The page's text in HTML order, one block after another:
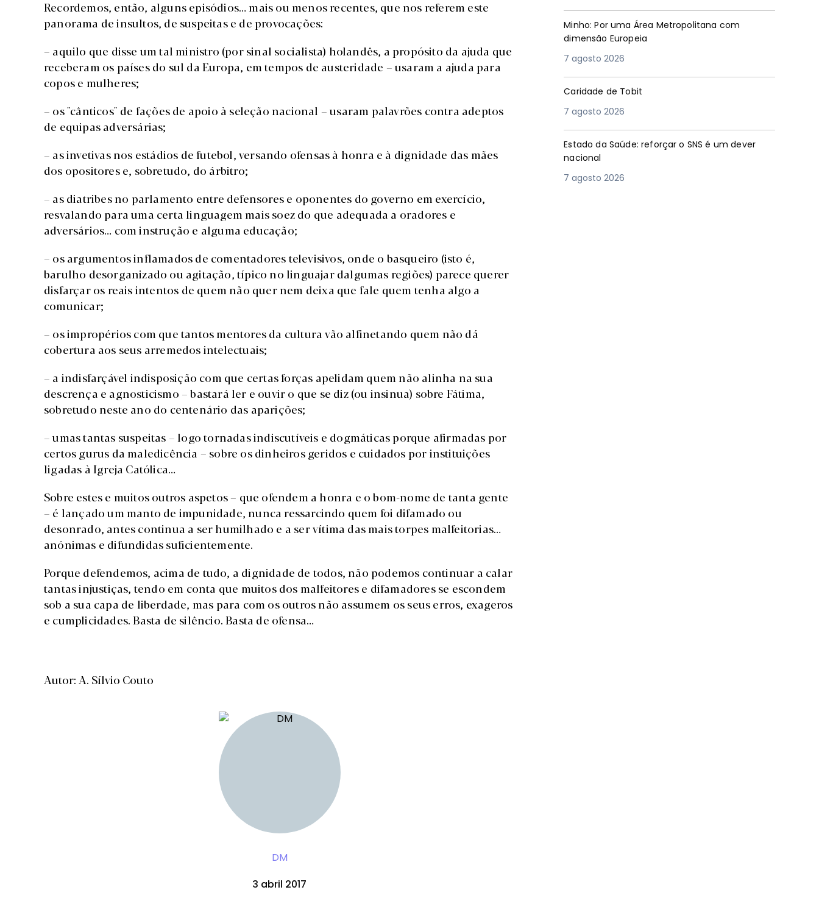
Recordemos, então, alguns episódios… mais ou menos recentes, que nos referem este
panorama de insultos, de suspeitas e de provocações:
– aquilo que disse um tal ministro (por sinal socialista) holandês, a propósito da ajuda que
receberam os países do sul da Europa, em tempos de austeridade – usaram a ajuda para
copos e mulheres;
– os "cânticos" de fações de apoio à seleção nacional – usaram palavrões contra adeptos
de equipas adversárias;
– as invetivas nos estádios de futebol, versando ofensas à honra e à dignidade das mães
dos opositores e, sobretudo, do árbitro;
– as diatribes no parlamento entre defensores e oponentes do governo em exercício,
resvalando para uma certa linguagem mais soez do que adequada a oradores e
adversários… com instrução e alguma educação;
– os argumentos inflamados de comentadores televisivos, onde o basqueiro (isto é,
barulho desorganizado ou agitação, típico no linguajar dalgumas regiões) parece querer
disfarçar os reais intentos de quem não quer nem deixa que fale quem tenha algo a
comunicar;
– os impropérios com que tantos mentores da cultura vão alfinetando quem não dá
cobertura aos seus arremedos intelectuais;
– a indisfarçável indisposição com que certas forças apelidam quem não alinha na sua
descrença e agnosticismo – bastará ler e ouvir o que se diz (ou insinua) sobre Fátima,
sobretudo neste ano do centenário das aparições;
– umas tantas suspeitas – logo tornadas indiscutíveis e dogmáticas porque afirmadas por
certos gurus da maledicência – sobre os dinheiros geridos e cuidados por instituições
ligadas à Igreja Católica…
Sobre estes e muitos outros aspetos – que ofendem a honra e o bom-nome de tanta gente
– é lançado um manto de impunidade, nunca ressarcindo quem foi difamado ou
desonrado, antes continua a ser humilhado e a ser vítima das mais torpes malfeitorias…
anónimas e difundidas suficientemente.
Porque defendemos, acima de tudo, a dignidade de todos, não podemos continuar a calar
tantas injustiças, tendo em conta que muitos dos malfeitores e difamadores se escondem
sob a sua capa de liberdade, mas para com os outros não assumem os seus erros, exageros
e cumplicidades. Basta de silêncio. Basta de ofensa…
Autor: A. Sílvio Couto
DM
3 abril 2017
Minho: Por uma Área Metropolitana com
dimensão Europeia
7 agosto 2026
Caridade de Tobit
7 agosto 2026
Estado da Saúde: reforçar o SNS é um dever
nacional
7 agosto 2026